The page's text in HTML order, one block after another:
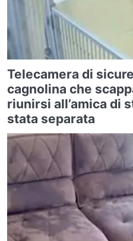
Telecamera di
cagnolina che
riunirsi all’amica di
stata separata